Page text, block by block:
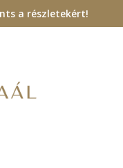
a részletekért!